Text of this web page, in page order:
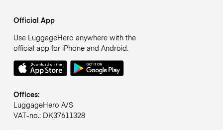
Official App
Use LuggageHero anywhere with the
official app for iPhone and Android.
Offices:
LuggageHero A/S
VAT-no.: DK37611328